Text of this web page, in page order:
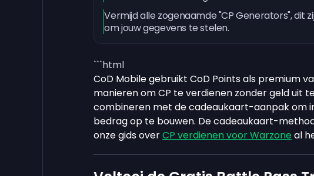
Vermijd alle zogenaamde "CP Generators", dit
om jouw gegevens te stelen.
```html
CoD Mobile gebruikt CoD Points als premium
manieren om CP te verdienen zonder geld uit
combineren met de cadeaukaart-aanpak om
bedrag op te bouwen. De cadeaukaart-
onze gids overCP verdienen voor Warzone al